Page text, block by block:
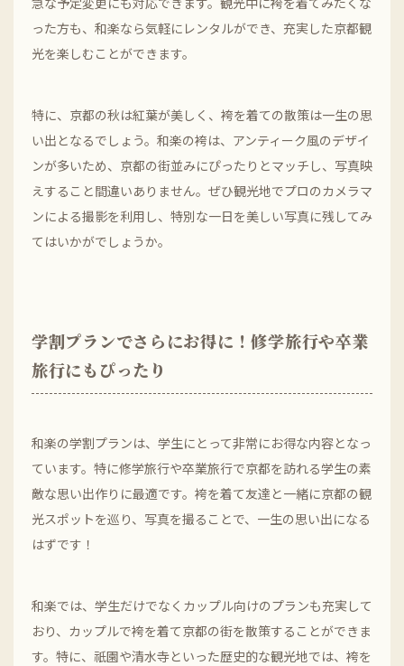
った方も、和楽なら気軽にレンタルができ、充実した京都観
光を楽しむことができます。
特に、京都の秋は紅葉が美しく、袴を着ての散策は一生の思
い出となるでしょう。和楽の袴は、アンティーク風のデザイ
ンが多いため、京都の街並みにぴったりとマッチし、写真映
えすること間違いありません。ぜひ観光地でプロのカメラマ
ンによる撮影を利用し、特別な一日を美しい写真に残してみ
てはいかがでしょうか。
学割プランでさらにお得に！修学旅行や卒業
旅行にもぴったり
和楽の学割プランは、学生にとって非常にお得な内容となっ
ています。特に修学旅行や卒業旅行で京都を訪れる学生の素
敵な思い出作りに最適です。袴を着て友達と一緒に京都の観
光スポットを巡り、写真を撮ることで、一生の思い出になる
はずです！
和楽では、学生だけでなくカップル向けのプランも充実して
おり、カップルで袴を着て京都の街を散策することができま
す。特に、祇園や清水寺といった歴史的な観光地では、袴を